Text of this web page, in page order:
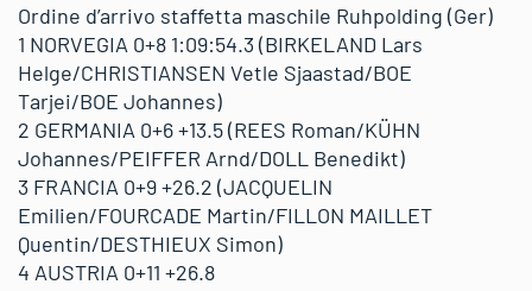
Ordine d’arrivo staffetta maschile Ruhpolding (Ger)
1 NORVEGIA 0+8 1:09:54.3 (BIRKELAND Lars
Helge/CHRISTIANSEN Vetle Sjaastad/BOE
Tarjei/BOE Johannes)
2 GERMANIA 0+6 +13.5 (REES Roman/KÜHN
Johannes/PEIFFER Arnd/DOLL Benedikt)
3 FRANCIA 0+9 +26.2 (JACQUELIN
Emilien/FOURCADE Martin/FILLON MAILLET
Quentin/DESTHIEUX Simon)
4 AUSTRIA 0+11 +26.8